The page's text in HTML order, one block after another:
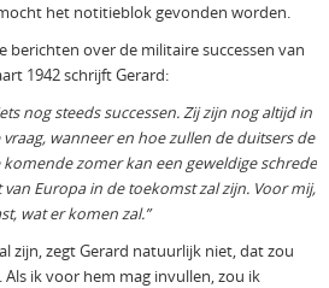
het notitieblok gevonden worden.
berichten over de militaire successen van
1942 schrijft Gerard:
nog steeds successen. Zij zijn nog altijd in
wanneer en hoe zullen de duitsers de
zomer kan een geweldige schrede
Europa in de toekomst zal zijn. Voor mij,
wat er komen zal.”
zijn, zegt Gerard natuurlijk niet, dat zou
ik voor hem mag invullen, zou ik